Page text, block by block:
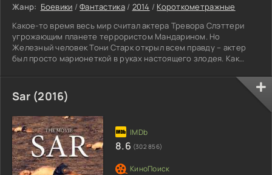
Жанр: Боевики /Фантастика/ 2014 / Короткометражные
Какое-то время весь мир считал актера Тревора Слэттери
угрожающим планете террористом Мандарином. Но
Железный человек Тони Старк открыл всем правду – актер
был просто марионеткой в руках настоящего злодея. Как
режима, но приобретенная им слава кровожадного
Мандарина обеспечила его известностью и верными
поклонниками. Окруженный почитателями и телохранителями
настоящим террористом, с
Sar (2016)
8.6 (302 856)